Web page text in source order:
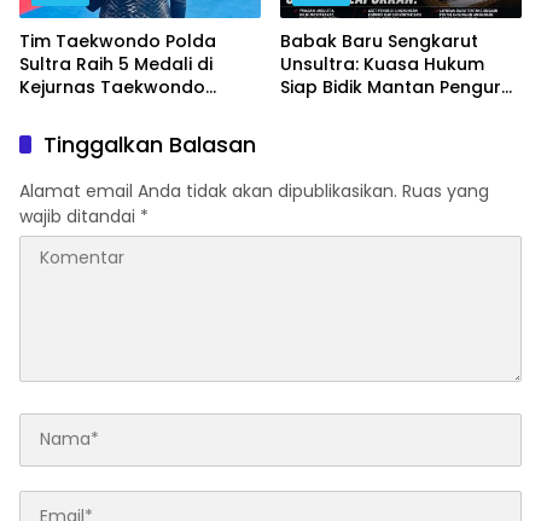
Tim Taekwondo Polda
Sultra Raih 5 Medali di
Kejurnas Taekwondo
Babak Baru Sengkarut
Unsultra: Kuasa Hukum
Siap Bidik Mantan Pengurus
Tinggalkan Balasan
Alamat email Anda tidak akan dipublikasikan. Ruas yang
wajib ditandai *